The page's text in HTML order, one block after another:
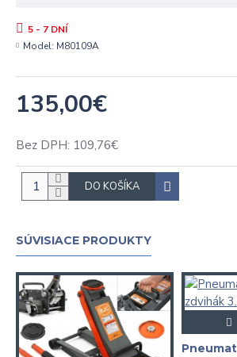
135,00€
Bez DPH: 109,76€
5 - 7 DNÍ
Model: M80109A
DO KOŠÍKA
SÚVISIACE PRODUKTY